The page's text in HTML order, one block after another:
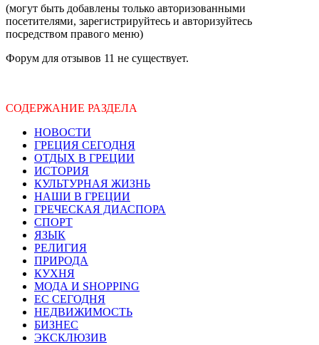
(могут быть добавлены только авторизованными
посетителями, зарегистрируйтесь и авторизуйтесь
посредством правого меню)
Форум для отзывов 11 не существует.
СОДЕРЖАНИЕ РАЗДЕЛА
НОВОСТИ
ГРЕЦИЯ СЕГОДНЯ
ОТДЫХ В ГРЕЦИИ
ИСТОРИЯ
КУЛЬТУРНАЯ ЖИЗНЬ
НАШИ В ГРЕЦИИ
ГРЕЧЕСКАЯ ДИАСПОРА
СПОРТ
ЯЗЫК
РЕЛИГИЯ
ПРИРОДА
КУХНЯ
МОДА И SHOPPING
ЕС СЕГОДНЯ
НЕДВИЖИМОСТЬ
БИЗНЕС
ЭКСКЛЮЗИВ